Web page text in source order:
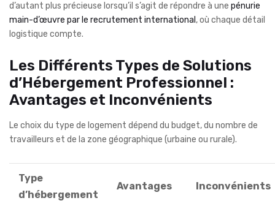
d’autant plus précieuse lorsqu’il s’agit de répondre à une pénurie
main-d’œuvre par le recrutement international , où chaque détail
logistique compte.
Les Différents Types de Solutions
d’Hébergement Professionnel :
Avantages et Inconvénients
Le choix du type de logement dépend du budget, du nombre de
travailleurs et de la zone géographique (urbaine ou rurale).
Type
d’hébergement
Avantages Inconvénients